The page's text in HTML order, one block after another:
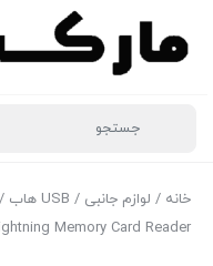
خانه / لوازم جانبی / USB هاب
Memory Card Reader